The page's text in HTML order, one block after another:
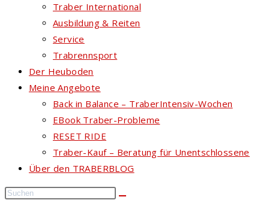
Traber International
Ausbildung & Reiten
Service
Trabrennsport
Der Heuboden
Meine Angebote
Back in Balance – TraberIntensiv-Wochen
EBook Traber-Probleme
RESET RIDE
Traber-Kauf – Beratung für Unentschlossene
Über den TRABERBLOG